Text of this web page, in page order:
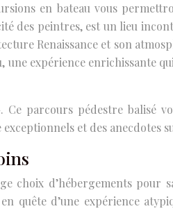
en bateau vous
des peintres, est un lieu
Renaissance et son
expérience enrichissante
Ce parcours pédestre balisé
et des anecdotes
choix d’hébergements pour
d’une expérience